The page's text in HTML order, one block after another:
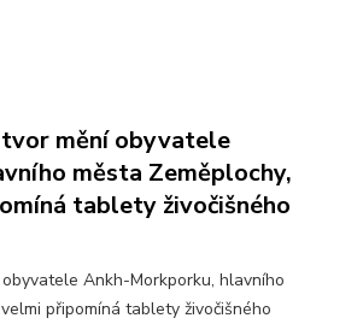
mění obyvatele
města Zeměplochy,
tablety živočišného
Ankh-Morkporku, hlavního
připomíná tablety živočišného